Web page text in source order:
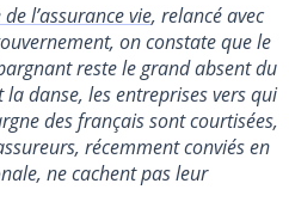
l’assurance vie, relancé avec
on constate que le
reste le grand absent du
danse, les entreprises vers qui
des français sont courtisées,
récemment conviés en
ne cachent pas leur